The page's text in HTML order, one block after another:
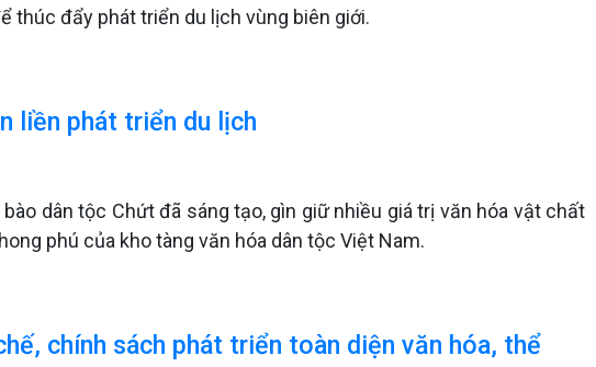
thúc đẩy phát triển du lịch vùng biên giới.
liền phát triển du lịch
dân tộc Chứt đã sáng tạo, gìn giữ nhiều giá trị văn hóa vật chất
phú của kho tàng văn hóa dân tộc Việt Nam.
chính sách phát triển toàn diện văn hóa, thể